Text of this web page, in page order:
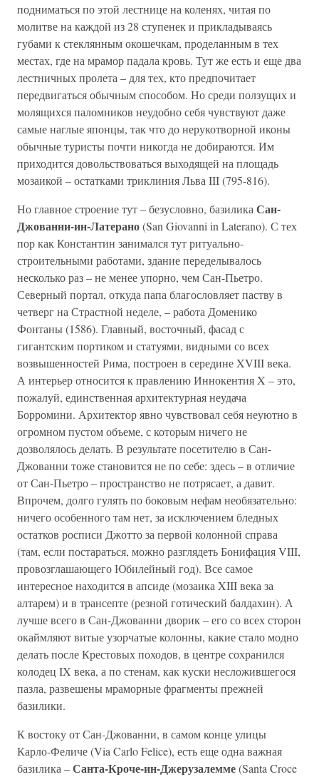
подниматься по этой лестнице на коленях, читая по
молитве на каждой из 28 ступенек и прикладываясь
губами к стеклянным окошечкам, проделанным в тех
местах, где на мрамор падала кровь. Тут же есть и еще два
лестничных пролета – для тех, кто предпочитает
передвигаться обычным способом. Но среди ползущих и
молящихся паломников неудобно себя чувствуют даже
самые наглые японцы, так что до нерукотворной иконы
обычные туристы почти никогда не добираются. Им
приходится довольствоваться выходящей на площадь
мозаикой – остатками триклиния Льва III (795-816).
Но главное строение тут – безусловно, базилика Сан-
Джованни-ин-Латерано(San Giovanni in Laterano). С тех
пор как Константин занимался тут ритуально-
строительными работами, здание переделывалось
несколько раз – не менее упорно, чем Сан-Пьетро.
Северный портал, откуда папа благословляет паству в
четверг на Страстной неделе, – работа Доменико
Фонтаны (1586). Главный, восточный, фасад с
гигантским портиком и статуями, видными со всех
возвышенностей Рима, построен в середине XVIII века.
А интерьер относится к правлению Иннокентия X – это,
пожалуй, единственная архитектурная неудача
Борромини. Архитектор явно чувствовал себя неуютно в
огромном пустом объеме, с которым ничего не
дозволялось делать. В результате посетителю в Сан-
Джованни тоже становится не по себе: здесь – в отличие
от Сан-Пьетро – пространство не потрясает, а давит.
Впрочем, долго гулять по боковым нефам необязательно:
ничего особенного там нет, за исключением бледных
остатков росписи Джотто за первой колонной справа
(там, если постараться, можно разглядеть Бонифация VIII,
провозглашающего Юбилейный год). Все самое
интересное находится в апсиде (мозаика XIII века за
алтарем) и в трансепте (резной готический балдахин). А
лучше всего в Сан-Джованни дворик – его со всех сторон
окаймляют витые узорчатые колонны, какие стало модно
делать после Крестовых походов, в центре сохранился
колодец IX века, а по стенам, как куски несложившегося
пазла, развешены мраморные фрагменты прежней
базилики.
К востоку от Сан-Джованни, в самом конце улицы
Карло-Феличе (Via Carlo Felice), есть еще одна важная
базилика –Санта-Кроче-ин-Джерузалемме(Santa Croce